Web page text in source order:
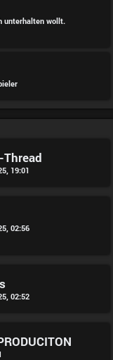
unterhalten wollt.
19:01
02:56
02:52